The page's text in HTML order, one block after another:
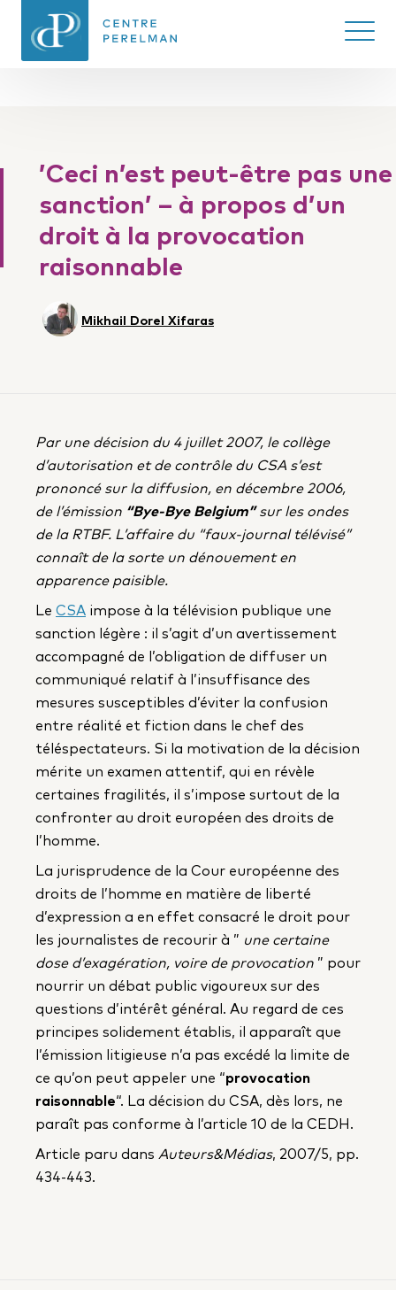
DU DROIT
Ouvrir/
’Ceci n’est peut-être pas une
sanction’ – à propos d’un
droit à la provocation
raisonnable
Mikhail Dorel Xifaras
Par une décision du 4 juillet 2007, le collège
d’autorisation et de contrôle du CSA s’est
prononcé sur la diffusion, en décembre 2006,
de l’émission “Bye-Bye Belgium”sur les ondes
de la RTBF. L’affaire du “faux-journal télévisé”
connaît de la sorte un dénouement en
apparence paisible.
Le CSA impose à la télévision publique une
sanction légère : il s’agit d’un avertissement
accompagné de l’obligation de diffuser un
communiqué relatif à l’insuffisance des
mesures susceptibles d’éviter la confusion
entre réalité et fiction dans le chef des
téléspectateurs. Si la motivation de la décision
mérite un examen attentif, qui en révèle
certaines fragilités, il s’impose surtout de la
confronter au droit européen des droits de
l’homme.
La jurisprudence de la Cour européenne des
droits de l’homme en matière de liberté
d’expression a en effet consacré le droit pour
les journalistes de recourir à ” une certaine
dose d’exagération, voire de provocation ” pour
nourrir un débat public vigoureux sur des
questions d’intérêt général. Au regard de ces
principes solidement établis, il apparaît que
l’émission litigieuse n’a pas excédé la limite de
ce qu’on peut appeler une “provocation
raisonnable“. La décision du CSA, dès lors, ne
paraît pas conforme à l’article 10 de la CEDH.
Article paru dans Auteurs&Médias, 2007/5, pp.
434-443.